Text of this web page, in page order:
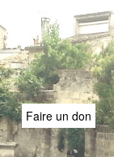
Faire un don